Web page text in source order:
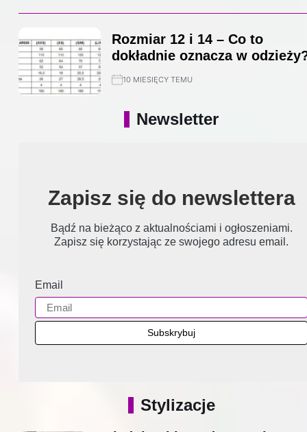
Rozmiar 12 i 14 – Co to
dokładnie oznacza w
10 MIESIĘCY TEMU
Newsletter
Zapisz się do newslettera
Bądź na bieżąco z aktualnościami i ogłoszeniami.
Zapisz się korzystając ze swojego adresu email.
Email
Stylizacje